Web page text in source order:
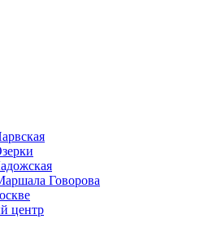
Говорова
центр